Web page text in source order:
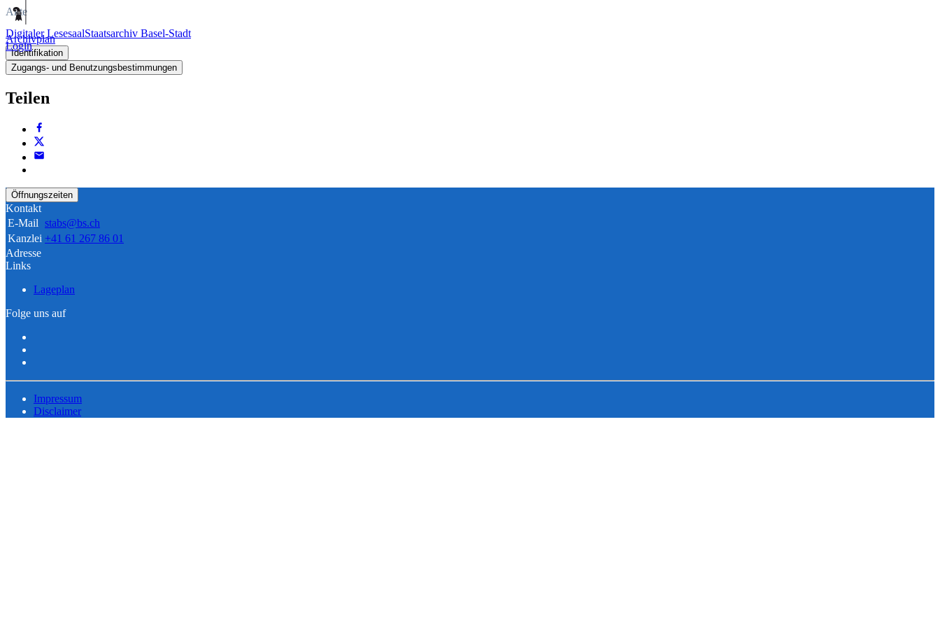
Digitaler LesesaalStaatsarchiv Basel-Stadt
Login
Akte
Archivplan
Identifikation
Zugangs- und Benutzungsbestimmungen
Teilen
Öffnungszeiten
Kontakt
E-Mail stabs@bs.ch
Kanzlei +41 61 267 86 01
Adresse
Links
Lageplan
Folge uns auf
Impressum
Disclaimer